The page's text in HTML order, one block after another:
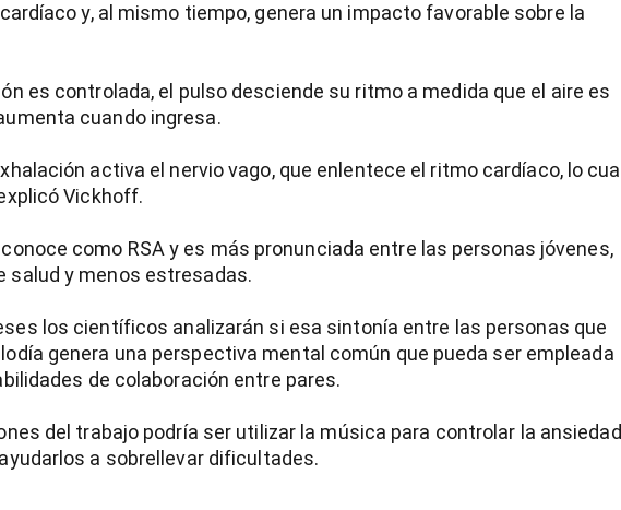
y, al mismo tiempo, genera un impacto favorable sobre la
es controlada, el pulso desciende su ritmo a medida que el aire es
cuando ingresa.
activa el nervio vago, que enlentece el ritmo cardíaco, lo cual
Vickhoff.
como RSA y es más pronunciada entre las personas jóvenes,
salud y menos estresadas.
los científicos analizarán si esa sintonía entre las personas que
genera una perspectiva mental común que pueda ser empleada
de colaboración entre pares.
del trabajo podría ser utilizar la música para controlar la ansiedad
a sobrellevar dificultades.